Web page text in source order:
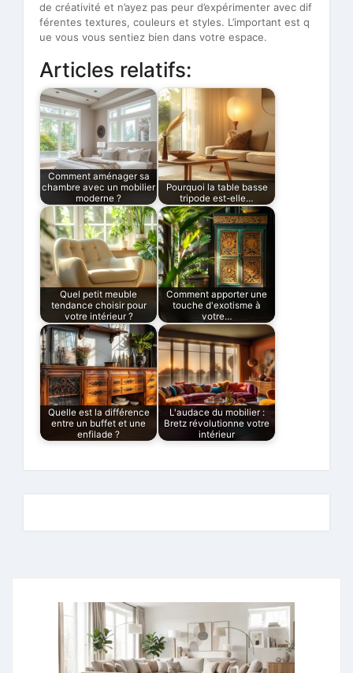
de créativité et n’ayez pas peur d’expérimenter avec dif
férentes textures, couleurs et styles. L’important est q
ue vous vous sentiez bien dans votre espace.
Articles relatifs:
Comment aménager sa
chambre avec un mobilier
moderne ?
Pourquoi la table basse
tripode est-elle…
Quel petit meuble
tendance choisir pour
votre intérieur ?
Comment apporter une
touche d'exotisme à
votre…
Quelle est la différence
entre un buffet et une
enfilade ?
L'audace du mobilier :
Bretz révolutionne votre
intérieur